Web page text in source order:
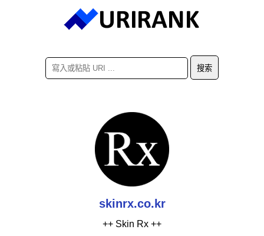
skinrx.co.kr
++ Skin Rx ++